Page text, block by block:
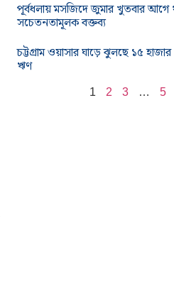
পূর্বধলায় মসজিদে জুমার খুতবার আগে
সচেতনতামূলক বক্তব্য
চট্টগ্রাম ওয়াসার ঘাড়ে ঝুলছে ১৫
ঋণ
1 2 3 … 5